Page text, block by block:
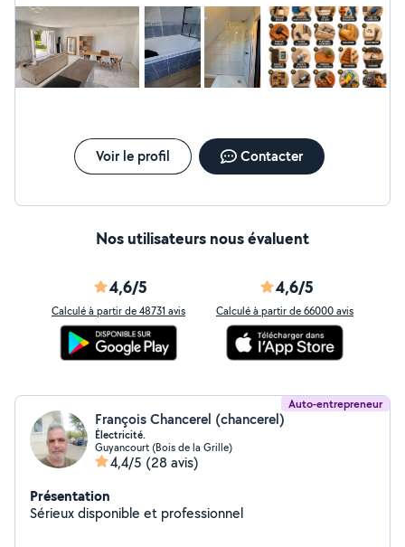
Voir le profil Contacter
Nos utilisateurs nous évaluent
4,6/5
Calculé à partir de 48731 avis
4,6/5
Calculé à partir de 66000 avis
Auto-entrepreneur
François Chancerel (chancerel)
Électricité.
Guyancourt (Bois de la Grille)
4,4/5 (28 avis)
Présentation
Sérieux disponible et professionnel